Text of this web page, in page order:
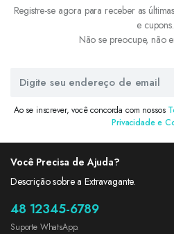
Registre-se agora para receber as
e cupons.
Não se preocupe, não
Ao se inscrever, você concorda com nossos
Privacidade e
Você Precisa de Ajuda?
Descrição sobre a Extravagante.
48 12345-6789
Suporte WhatsApp.